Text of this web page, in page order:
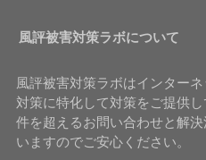
風評被害対策ラボについて
風評被害対策ラボはインター
対策に特化して対策をご提供
件を超えるお問い合わせと解
いますのでご安心ください。